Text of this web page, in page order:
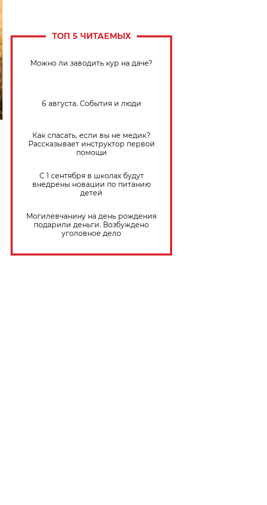
ТОП 5 ЧИТАЕМЫХ
Можно ли заводить кур на даче?
6 августа. События и люди
Как спасать, если вы не медик?
Рассказывает инструктор первой
помощи
С 1 сентября в школах будут
внедрены новации по питанию
детей
Могилевчанину на день рождения
подарили деньги. Возбуждено
уголовное дело